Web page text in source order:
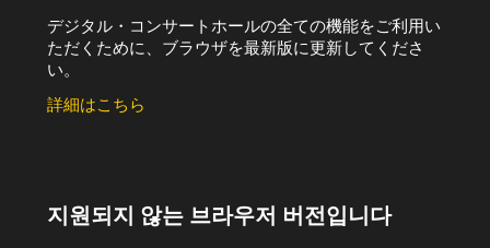
デジタル・コンサートホールの全ての機能をご利用い
ただくために、ブラウザを最新版に更新してくださ
い。
詳細はこちら
지원되지 않는 브라우저 버전입니다